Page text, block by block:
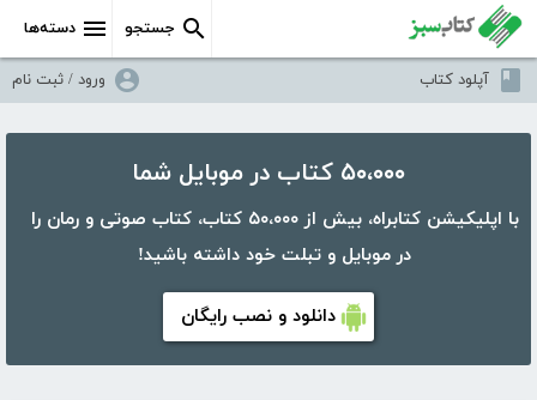
دسته‌ها جستجو
آپلود کتاب ورود / ثبت نام
۵۰،۰۰۰ کتاب در موبایل شما
با اپلیکیشن کتابراه، بیش از ۵۰،۰۰۰ کتاب، کتاب صوتی و رمان را
در موبایل و تبلت خود داشته باشید!
دانلود و نصب رایگان